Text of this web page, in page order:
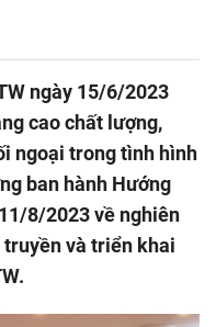
ngày 15/6/2023
cao chất lượng,
ngoại trong tình hình
ban hành Hướng
8/2023 về nghiên
và triển khai